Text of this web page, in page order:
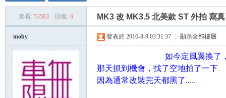
›
查看: 53563 回復: 6 MK3 改 MK3.5 北美款 ST 外拍 寫
moby 發表於 2016-8-9 03:31:37 顯示全部樓層
如今定風翼換了
那天抓到機會，找了空地拍了一下
因為通常改裝完天都黑了.....